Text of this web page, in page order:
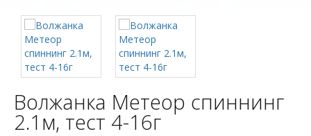
Волжанка Метеор спиннинг
2.1м, тест 4-16г